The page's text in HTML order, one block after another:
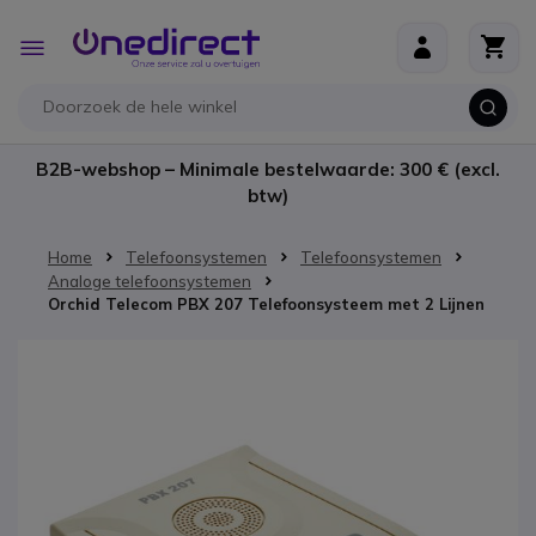
Toggle
Nav
B2B-webshop – Minimale bestelwaarde: 300 € (excl.
btw)
Home Telefoonsystemen
Telefoonsystemen
Analoge telefoonsystemen
Orchid Telecom PBX 207 Telefoonsysteem met 2 Lijnen